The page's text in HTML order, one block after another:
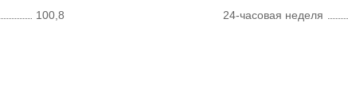
100,8
24-часовая неделя